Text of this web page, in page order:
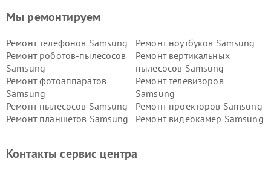
Мы ремонтируем
Ремонт телефонов Samsung
Ремонт ноутбуков Samsung
Ремонт роботов-пылесосов
Samsung
Ремонт вертикальных
пылесосов Samsung
Ремонт фотоаппаратов
Samsung
Ремонт телевизоров
Samsung
Ремонт пылесосов Samsung
Ремонт проекторов Samsung
Ремонт планшетов Samsung
Ремонт видеокамер Samsung
Контакты сервис центра